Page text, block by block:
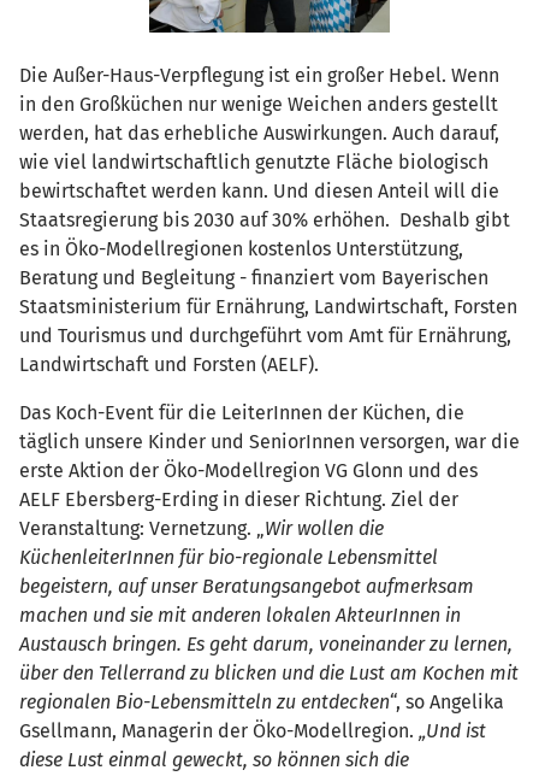
Die Außer-Haus-Verpflegung ist ein großer Hebel. Wenn
in den Großküchen nur wenige Weichen anders gestellt
werden, hat das erhebliche Auswirkungen. Auch darauf,
wie viel landwirtschaftlich genutzte Fläche biologisch
bewirtschaftet werden kann. Und diesen Anteil will die
Staatsregierung bis 2030 auf 30% erhöhen. Deshalb gibt
es in Öko-Modellregionen kostenlos Unterstützung,
Beratung und Begleitung - finanziert vom Bayerischen
Staatsministerium für Ernährung, Landwirtschaft, Forsten
und Tourismus und durchgeführt vom Amt für Ernährung,
Landwirtschaft und Forsten (AELF).
Das Koch-Event für die LeiterInnen der Küchen, die
täglich unsere Kinder und SeniorInnen versorgen, war die
erste Aktion der Öko-Modellregion VG Glonn und des
AELF Ebersberg-Erding in dieser Richtung. Ziel der
Veranstaltung: Vernetzung. „Wir wollen die
KüchenleiterInnen für bio-regionale Lebensmittel
begeistern, auf unser Beratungsangebot aufmerksam
machen und sie mit anderen lokalen AkteurInnen in
Austausch bringen. Es geht darum, voneinander zu lernen,
über den Tellerrand zu blicken und die Lust am Kochen mit
regionalen Bio-Lebensmitteln zu entdecken“, so Angelika
Gsellmann, Managerin der Öko-Modellregion. „Und ist
diese Lust einmal geweckt, so können sich die